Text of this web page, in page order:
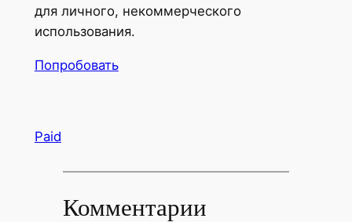
для личного, некоммерческого
использования.
Попробовать
Paid
Комментарии